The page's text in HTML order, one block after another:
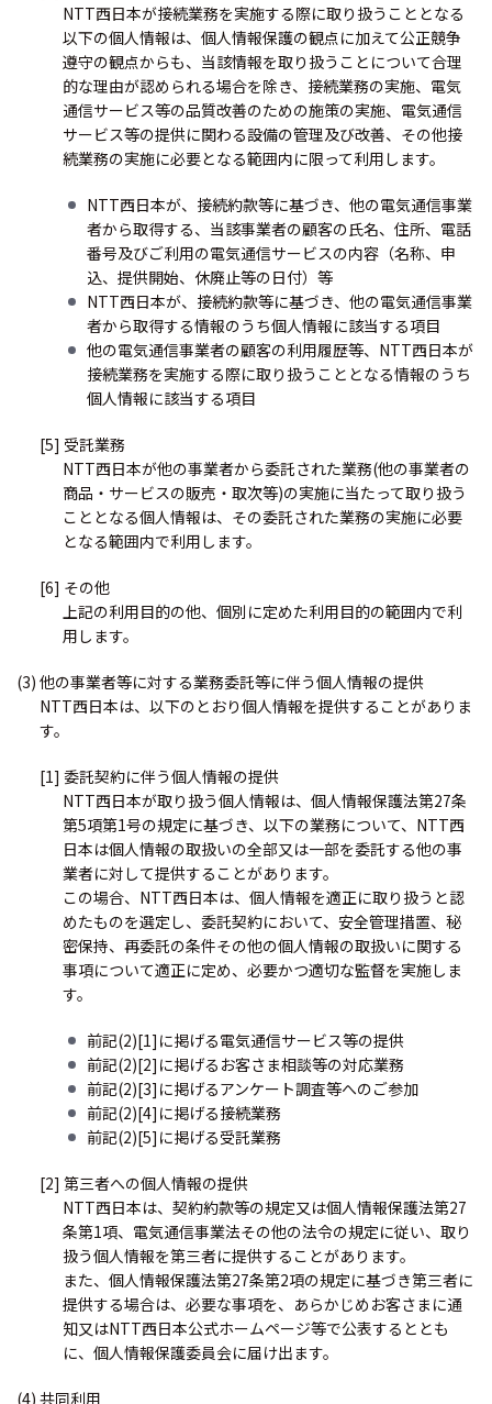
NTT西日本が接続業務を実施する際に取り扱うこととなる
以下の個人情報は、個人情報保護の観点に加えて公正競争
遵守の観点からも、当該情報を取り扱うことについて合理
的な理由が認められる場合を除き、接続業務の実施、電気
通信サービス等の品質改善のための施策の実施、電気通信
サービス等の提供に関わる設備の管理及び改善、その他接
続業務の実施に必要となる範囲内に限って利用します。
NTT西日本が、接続約款等に基づき、他の電気通信事業
者から取得する、当該事業者の顧客の氏名、住所、電話
番号及びご利用の電気通信サービスの内容（名称、申
込、提供開始、休廃止等の日付）等
NTT西日本が、接続約款等に基づき、他の電気通信事業
者から取得する情報のうち個人情報に該当する項目
他の電気通信事業者の顧客の利用履歴等、NTT西日本が
接続業務を実施する際に取り扱うこととなる情報のうち
個人情報に該当する項目
[5] 受託業務
NTT西日本が他の事業者から委託された業務(他の事業者の
商品・サービスの販売・取次等)の実施に当たって取り扱う
こととなる個人情報は、その委託された業務の実施に必要
となる範囲内で利用します。
[6] その他
上記の利用目的の他、個別に定めた利用目的の範囲内で利
用します。
(3) 他の事業者等に対する業務委託等に伴う個人情報の提供
NTT西日本は、以下のとおり個人情報を提供することがありま
す。
[1] 委託契約に伴う個人情報の提供
NTT西日本が取り扱う個人情報は、個人情報保護法第27条
第5項第1号の規定に基づき、以下の業務について、NTT西
日本は個人情報の取扱いの全部又は一部を委託する他の事
業者に対して提供することがあります。
この場合、NTT西日本は、個人情報を適正に取り扱うと認
めたものを選定し、委託契約において、安全管理措置、秘
密保持、再委託の条件その他の個人情報の取扱いに関する
事項について適正に定め、必要かつ適切な監督を実施しま
す。
前記(2)[1]に掲げる電気通信サービス等の提供
前記(2)[2]に掲げるお客さま相談等の対応業務
前記(2)[3]に掲げるアンケート調査等へのご参加
前記(2)[4]に掲げる接続業務
前記(2)[5]に掲げる受託業務
[2] 第三者への個人情報の提供
NTT西日本は、契約約款等の規定又は個人情報保護法第27
条第1項、電気通信事業法その他の法令の規定に従い、取り
扱う個人情報を第三者に提供することがあります。
また、個人情報保護法第27条第2項の規定に基づき第三者に
提供する場合は、必要な事項を、あらかじめお客さまに通
知又はNTT西日本公式ホームページ等で公表するととも
に、個人情報保護委員会に届け出ます。
(4) 共同利用